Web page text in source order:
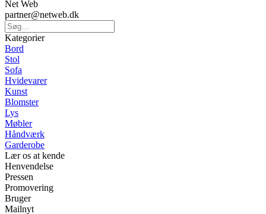
Net Web
partner@netweb.dk
Kategorier
Bord
Stol
Sofa
Hvidevarer
Kunst
Blomster
Lys
Møbler
Håndværk
Garderobe
Lær os at kende
Henvendelse
Pressen
Promovering
Bruger
Mailnyt